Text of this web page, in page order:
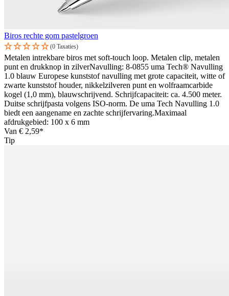
Biros rechte gom pastelgroen
(0 Taxaties)
Metalen intrekbare biros met soft-touch loop. Metalen clip, metalen
punt en drukknop in zilverNavulling: 8-0855 uma Tech® Navulling
1.0 blauw Europese kunststof navulling met grote capaciteit, witte of
zwarte kunststof houder, nikkelzilveren punt en wolfraamcarbide
kogel (1,0 mm), blauwschrijvend. Schrijfcapaciteit: ca. 4.500 meter.
Duitse schrijfpasta volgens ISO-norm. De uma Tech Navulling 1.0
biedt een aangename en zachte schrijfervaring.Maximaal
afdrukgebied: 100 x 6 mm
Van € 2,59*
Tip